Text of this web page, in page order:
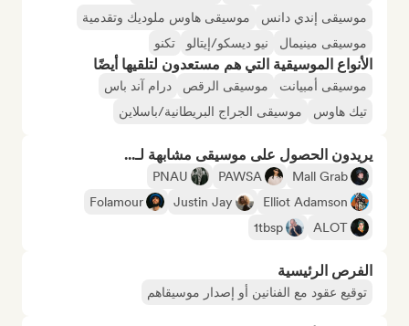
موسيقى إندي دانس
موسيقى هاوس ملوديك وتقدمية
موسيقى مينيمال
نيو ديسكو/إيتالو تكنو
الأنواع الموسيقية التي هم مستعدون لتلقيها أيضًا
موسيقى أمبيانت موسيقى الرقص
درام آند باس
تيك هاوس
موسيقى الجراج البريطانية/باسلاين
يريدون الحصول على موسيقى مشابهة لـ...
Mall Grab
PAWSA
PNAU
Elliot Adamson
Justin Jay
Folamour
ALOT
1tbsp
الفرص الرئيسية
توقيع عقود مع الفنانين أو إصدار موسيقاهم